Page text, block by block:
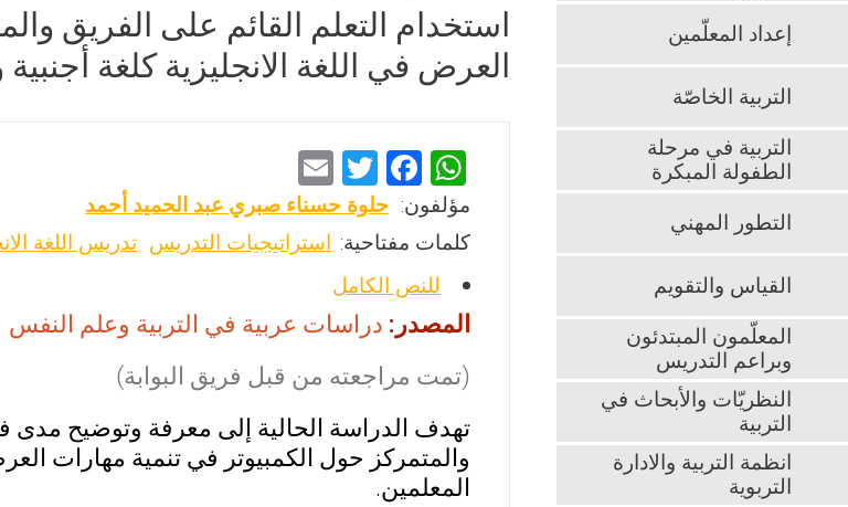
استخدام التعلم القائم على الفريق
العرض في اللغة الانجليزية كلغة
W
h
at
s
A
p
p
F
a
ce
b
o
o
k
T
wi
tt
m
ai
مؤلفون: حلوة حسناء صبري عبد الحميد أحمد
كلمات مفتاحية: استراتيجيات التدريس تدريس اللغة
للنص الكامل
المصدر: دراسات عربية في التربية وعلم النفس – السعودية،
(تمت مراجعته من قبل فريق البوابة)
تهدف الدراسة الحالية إلى معرفة وتوضيح مدى
والمتمركز حول الكمبيوتر في تنمية مهارات
المعلمين.
إعداد المعلّمين
التربية الخاصّة
التربية في مرحلة
الطفولة المبكرة
التطور المهني
القياس والتقويم
المعلّمون المبتدئون
وبراعم التدريس
النظريّات والأبحاث في
التربية
انظمة التربية والادارة
التربوية